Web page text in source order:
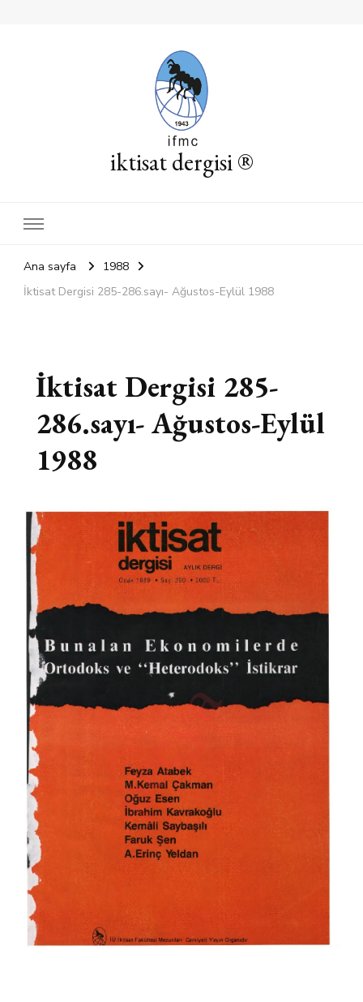
iktisat dergisi ®
Ana sayfa
1988
İktisat Dergisi 285-286.sayı- Ağustos-Eylül 1988
İktisat Dergisi 285-
286.sayı- Ağustos-Eylül
1988